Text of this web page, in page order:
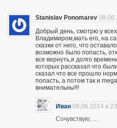
Stanislav Ponomarev
Добрый день, смотрю у
Владимиром,мать его, на
сказки от него, что
возможно было попасть,
все вернуть,я долго
которых рассказал что
сказал что все прошло
попасть, а потом так и
внимательны!!!
Иван 08.06.2014 в
Сочувствую, …